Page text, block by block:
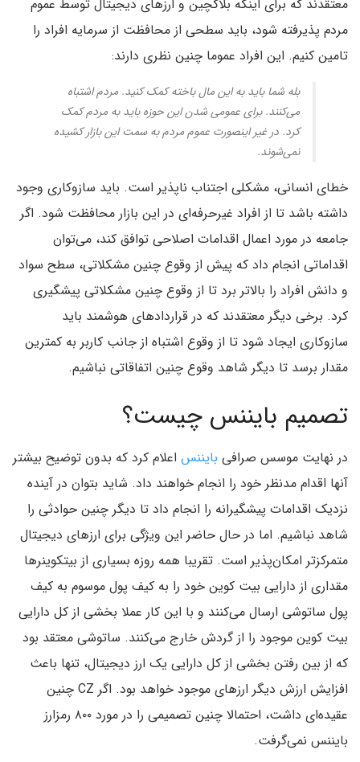
معتقدند که برای اینکه بلاکچین و ارزهای دیجیتال توسط عموم
مردم پذیرفته شود، باید سطحی از محافظت از سرمایه افراد را
تامین کنیم. این افراد عموما چنین نظری دارند:
بله شما باید به این مال باخته کمک کنید. مردم اشتباه
می‌کنند. برای عمومی شدن این حوزه باید به مردم کمک
کرد. در غیر اینصورت عموم مردم به سمت این بازار کشیده
نمی‌شوند.
خطای انسانی، مشکلی اجتناب ناپذیر است. باید سازوکاری وجود
داشته باشد تا از افراد غیرحرفه‌ای در این بازار محافظت شود. اگر
جامعه در مورد اعمال اقدامات اصلاحی توافق کند، می‌توان
اقداماتی انجام داد که پیش از وقوع چنین مشکلاتی، سطح سواد
و دانش افراد را بالاتر برد تا از وقوع چنین مشکلاتی پیشگیری
کرد. برخی دیگر معتقدند که در قراردادهای هوشمند باید
سازوکاری ایجاد شود تا از وقوع اشتباه از جانب کاربر به کمترین
مقدار برسد تا دیگر شاهد وقوع چنین اتفاقاتی نباشیم.
تصمیم بایننس چیست؟
در نهایت موسس صرافی بایننس اعلام کرد که بدون توضیح بیشتر
آنها اقدام مدنظر خود را انجام خواهند داد. شاید بتوان در آینده
نزدیک اقدامات پیشگیرانه را انجام داد تا دیگر چنین حوادثی را
شاهد نباشیم. اما در حال حاضر این ویژگی برای ارزهای دیجیتال
متمرکزتر امکان‌پذیر است. تقریبا همه روزه بسیاری از بیتکوینرها
مقداری از دارایی بیت کوین خود را به کیف پول موسوم به کیف
پول ساتوشی ارسال می‌کنند و با این کار عملا بخشی از کل دارایی
بیت کوین موجود را از گردش خارج می‌کنند. ساتوشی معتقد بود
که از بین رفتن بخشی از کل دارایی یک ارز دیجیتال، تنها باعث
افزایش ارزش دیگر ارزهای موجود خواهد بود. اگر CZ چنین
عقیده‌ای داشت، احتمالا چنین تصمیمی را در مورد ۸۰۰ رمزارز
بایننس نمی‌گرفت.